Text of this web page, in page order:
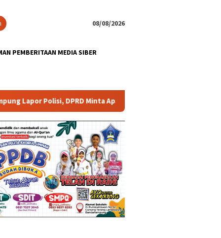
08/08/2026
PEMBERITAAN MEDIA SIBER
Minta Aparat Lingkungan Dievaluasi